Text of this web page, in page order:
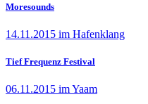
Moresounds
14.11.2015 im Hafenklang
Tief Frequenz Festival
06.11.2015 im Yaam